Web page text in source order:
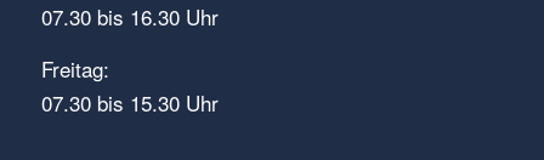
07.30 bis 16.30 Uhr
Freitag:
07.30 bis 15.30 Uhr